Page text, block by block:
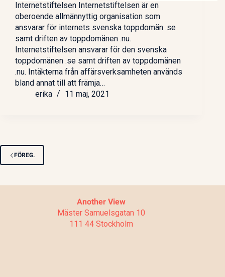
Internetstiftelsen Internetstiftelsen är en
oberoende allmännyttig organisation som
ansvarar för internets svenska toppdomän .se
samt driften av toppdomänen .nu.
Internetstiftelsen ansvarar för den svenska
toppdomänen .se samt driften av toppdomänen
.nu. Intäkterna från affärsverksamheten används
bland annat till att främja…
erika
11 maj, 2021
FÖREG.
Another View
Mäster Samuelsgatan 10
111 44 Stockholm